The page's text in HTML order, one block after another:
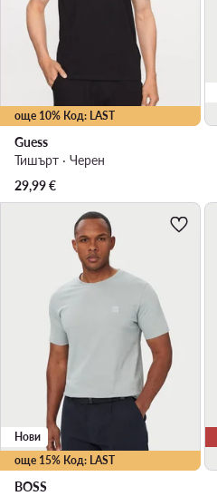
още 10% Код: LAST
Guess
Тишърт · Черен
29,99€
още 15% Код: LAST
Нови
BOSS